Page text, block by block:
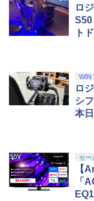
ロ
S50
ト
WIN
ロ
シ
本
セー
【
「